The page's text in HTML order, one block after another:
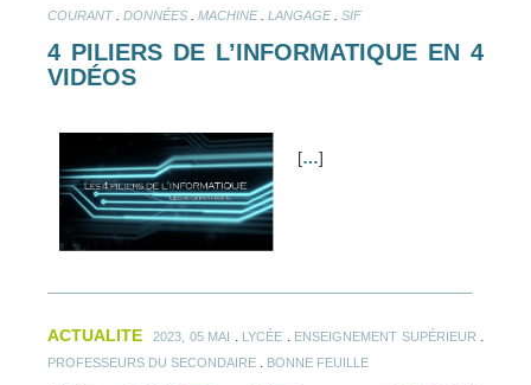
COURANT. DONNÉES MACHINE. LANGAGE. SIF
4 PILIERS DE L’INFORMATIQUE EN 4
VIDÉOS
[…]
ACTUALITE 2023, 05 MAI LYCÉE ENSEIGNEMENT SUPÉRIEUR
PROFESSEURS DU SECONDAIRE BONNE FEUILLE